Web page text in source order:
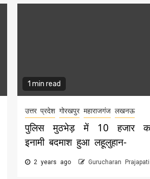
1 min read
उत्तर प्रदेश गोरखपुर महाराजगंज लखनऊ
पुलिस मुठभेड़ में 10 हजार
इनामी बदमाश हुआ लहूलुहान-
2 years ago Gurucharan Prajapati